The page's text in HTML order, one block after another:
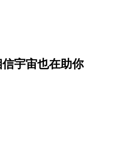
宇宙也在助你